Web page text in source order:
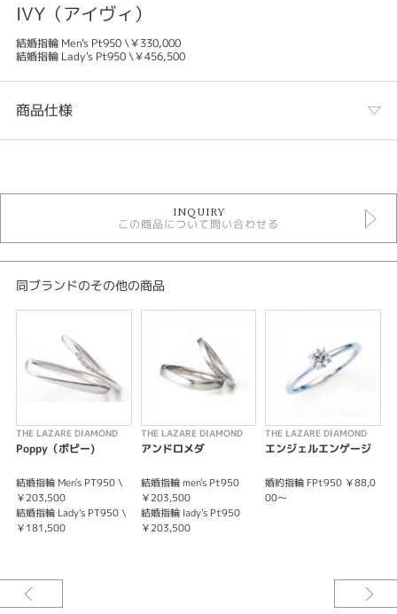
IVY（アイヴィ）
結婚指輪 Men's Pt950 \￥330,000
結婚指輪 Lady's Pt950 \￥456,500
商品仕様
結婚指輪
セットリングゴージャス
ラザールダイヤモンド 結婚指輪
テイスト
性別
レディース
デザインテイスト
結婚指輪 ゴージャス
紹介文
結婚指輪。ダイヤモンドにプラチナを編みこんだような、繊細で立体的なハ
ーモニーの結婚指輪。婚約指輪とのセットで、さらにスタイリッシュになり
INQUIRY
この商品について問い合わせる
同ブランドのその他の商品
THE LAZARE DIAMOND
Poppy（ポピー)
結婚指輪 Men's PT950 \
￥203,500
結婚指輪 Lady's PT950 \
￥181,500
THE LAZARE DIAMOND
アンドロメダ
結婚指輪 men's Pt950
￥203,500
結婚指輪 lady's Pt950
￥203,500
THE LAZARE DIAMOND
エンジェルエンゲージ
婚約指輪 FPt950 ￥88,0
00～